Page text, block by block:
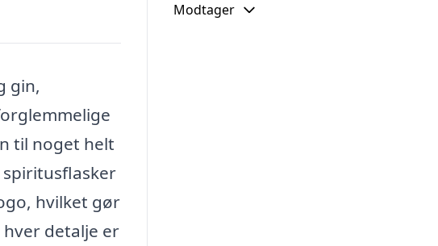
gin,
til noget helt
hvilket gør
detalje er
Modtager